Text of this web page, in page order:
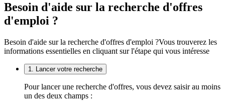
Besoin d'aide sur la recherche d'offres
d'emploi ?
Besoin d'aide sur la recherche d'offres d'emploi ?Vous trouverez les
informations essentielles en cliquant sur l'étape qui vous intéresse
1. Lancer votre recherche
Pour lancer une recherche d'offres, vous devez saisir au moins
un des deux champs :